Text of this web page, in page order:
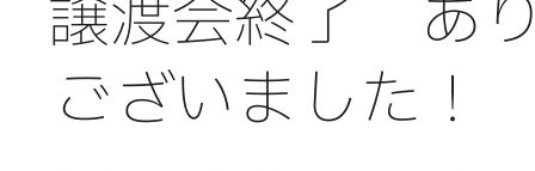
渡会終了 あ
ございました！